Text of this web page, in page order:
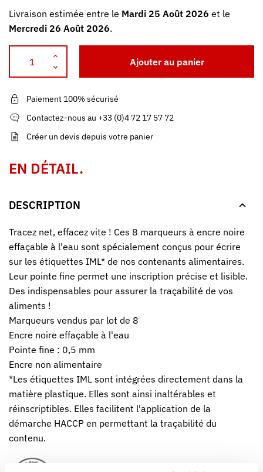
Livraison estimée entre le Mardi 25 Août 2026 et le
Mercredi 26 Août 2026.
Ajouter au panier
Paiement 100% sécurisé
Contactez-nous au +33 (0)4 72 17 57 72
Créer un devis depuis votre panier
EN DÉTAIL.
DESCRIPTION
Tracez net, effacez vite ! Ces 8 marqueurs à encre noire
effaçable à l'eau sont spécialement conçus pour écrire
sur les étiquettes IML* de nos contenants alimentaires.
Leur pointe fine permet une inscription précise et lisible.
Des indispensables pour assurer la traçabilité de vos
aliments !
Marqueurs vendus par lot de 8
Encre noire effaçable à l'eau
Pointe fine : 0,5 mm
Encre non alimentaire
*Les étiquettes IML sont intégrées directement dans la
matière plastique. Elles sont ainsi inaltérables et
réinscriptibles. Elles facilitent l'application de la
démarche HACCP en permettant la traçabilité du
contenu.